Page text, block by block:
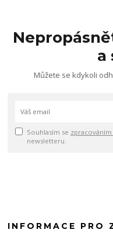
a
Můžete se kdykoli
Souhlasím se
newsletteru.
INFORMACE PRO